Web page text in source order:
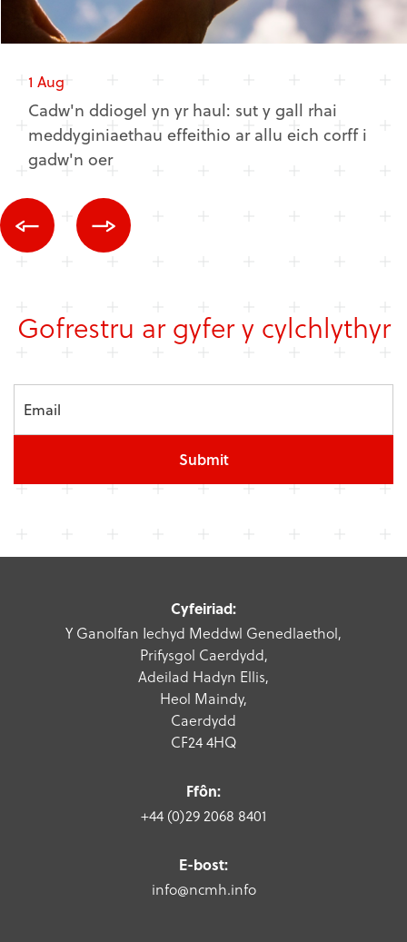
1 Aug
Cadw'n ddiogel yn yr haul: sut y gall rhai
meddyginiaethau effeithio ar allu eich corff i
gadw'n oer
Gofrestru ar gyfer y cylchlythyr
Submit
Cyfeiriad:
Y Ganolfan Iechyd Meddwl Genedlaethol,
Prifysgol Caerdydd,
Adeilad Hadyn Ellis,
Heol Maindy,
Caerdydd
CF24 4HQ
Ffôn:
+44 (0)29 2068 8401
E-bost:
info@ncmh.info